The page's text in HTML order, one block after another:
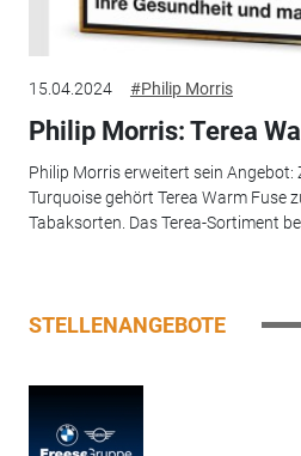
15.04.2024 #Philip Morris
Philip Morris: Terea
Philip Morris erweitert sein Angebot:
Turquoise gehört Terea Warm Fuse
Tabaksorten. Das Terea-Sortiment
STELLENANGEBOTE